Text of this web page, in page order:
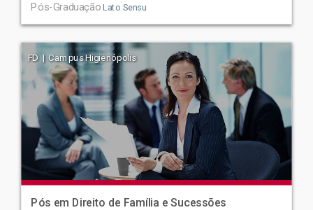
Pós-Graduação Lato Sensu
FD | Campus Higienópolis
Pós em Direito de Família e Sucessões